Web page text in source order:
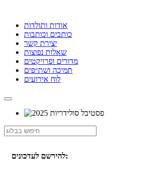
אודות ותולדות
כותבים וכותבות
יצירת קשר
שאלות נפוצות
מדורים ופרויקטים
תמיכה ושת״פים
לוח אירועים
להירשם לעדכונים: